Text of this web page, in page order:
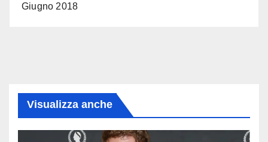
Giugno 2018
Visualizza anche